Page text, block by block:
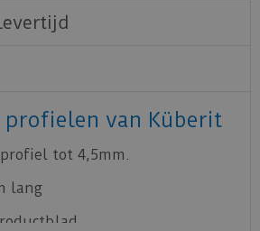
profielen van Küberit
tot 4,5mm.
lang